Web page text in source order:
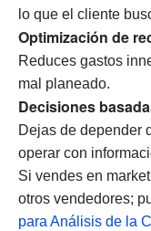
lo que el cliente
Optimización de
Reduces gastos
mal planeado.
Decisiones
Dejas de depender
operar con
Si vendes en
otros vendedores;
para Análisis de la